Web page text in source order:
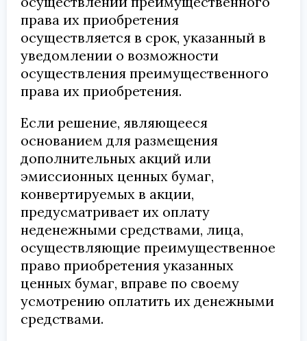
права их приобретения
осуществляется в срок, указанный в
уведомлении о возможности
осуществления преимущественного
права их приобретения.
Если решение, являющееся
основанием для размещения
дополнительных акций или
эмиссионных ценных бумаг,
конвертируемых в акции,
предусматривает их оплату
неденежными средствами, лица,
осуществляющие преимущественное
право приобретения указанных
ценных бумаг, вправе по своему
усмотрению оплатить их денежными
средствами.